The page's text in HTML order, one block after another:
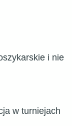
i nie
w turniejach